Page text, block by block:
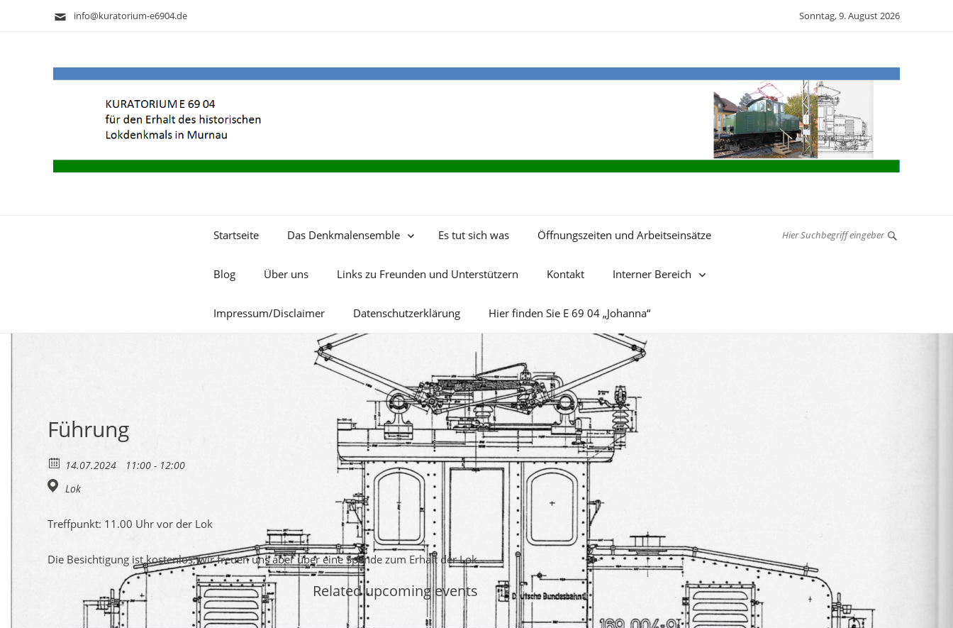
info@kuratorium-e6904.de Sonntag, 9. August 2026
Startseite Das Denkmalensemble Es tut sich was Öffnungszeiten und Arbeitseinsätze
Blog Über uns Links zu Freunden und Unterstützern Kontakt Interner Bereich
Impressum/Disclaimer Datenschutzerklärung Hier finden Sie E 69 04 „Johanna“
Führung
14.07.2024
11:00 - 12:00
Lok
Treffpunkt: 11.00 Uhr vor der Lok
Die Besichtigung ist kostenlos, wir freuen uns aber über eine Spende zum Erhalt der Lok.
Related upcoming events